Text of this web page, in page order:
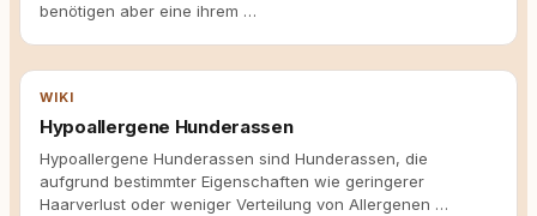
benötigen aber eine ihrem …
WIKI
Hypoallergene Hunderassen
Hypoallergene Hunderassen sind Hunderassen, die
aufgrund bestimmter Eigenschaften wie geringerer
Haarverlust oder weniger Verteilung von Allergenen …